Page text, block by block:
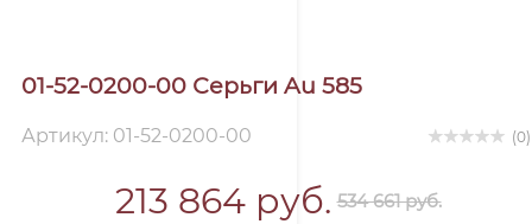
01-52-0200-00 Серьги Au 585
Артикул: 01-52-0200-00 (0)
213 864 руб. 534 661 руб.